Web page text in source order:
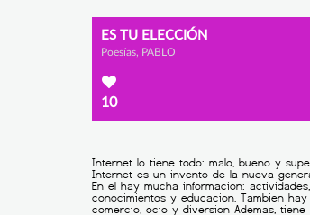
ES TU ELECCIÓN
Poesías, PABLO
10